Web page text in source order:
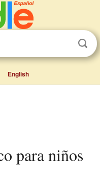
English
para niños